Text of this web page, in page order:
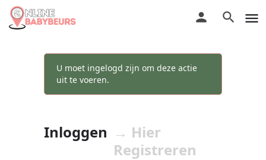
U moet ingelogd zijn om deze actie
uit te voeren.
Inloggen → Hier
Registreren